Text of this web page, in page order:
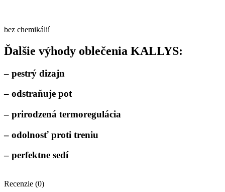
bez chemikálií
Ďalšie výhody oblečenia KALLYS:
– pestrý dizajn
– odstraňuje pot
– prirodzená termoregulácia
– odolnosť proti treniu
– perfektne sedí
Recenzie (0)